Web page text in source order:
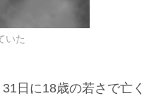
いた
日に18歳の若さで亡く